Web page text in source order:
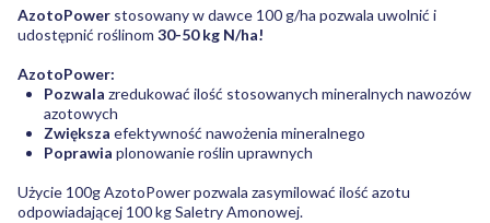
AzotoPower stosowany w dawce 100 g/ha pozwala uwolnić i
udostępnić roślinom 30-50 kg N/ha!
AzotoPower:
Pozwala zredukować ilość stosowanych mineralnych nawozów
azotowych
Zwiększa efektywność nawożenia mineralnego
Poprawia plonowanie roślin uprawnych
Użycie 100g AzotoPower pozwala zasymilować ilość azotu
odpowiadającej 100 kg Saletry Amonowej.